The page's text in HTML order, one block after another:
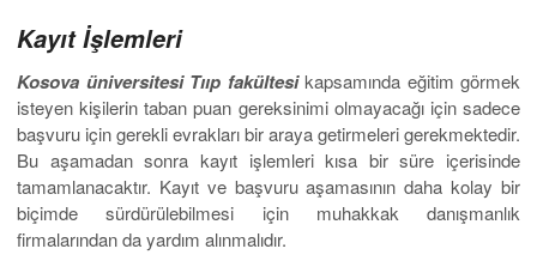
Kayıt İşlemleri
Kosova üniversitesi Tııp fakültesikapsamında eğitim görmek
isteyen kişilerin taban puan gereksinimi olmayacağı için sadece
başvuru için gerekli evrakları bir araya getirmeleri gerekmektedir.
Bu aşamadan sonra kayıt işlemleri kısa bir süre içerisinde
tamamlanacaktır. Kayıt ve başvuru aşamasının daha kolay bir
biçimde sürdürülebilmesi için muhakkak danışmanlık
firmalarından da yardım alınmalıdır.